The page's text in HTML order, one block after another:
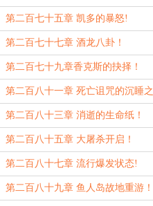
第二百七十五章 凯多的暴怒!
第二百七十七章 酒龙八卦！
第二百七十九章香克斯的抉择！
第二百八十一章 死亡诅咒的沉睡之
力！
第二百八十三章 消逝的生命纸！
第二百八十五章 大屠杀开启！
第二百八十七章 流行爆发状态!
第二百八十九章 鱼人岛故地重游！